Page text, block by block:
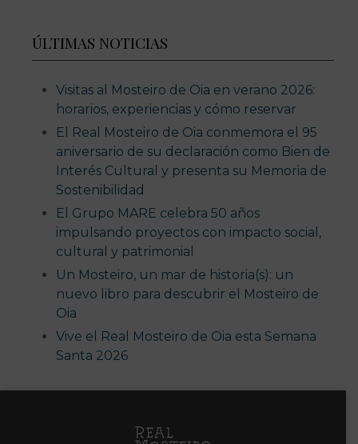
ÚLTIMAS NOTICIAS
Visitas al Mosteiro de Oia en verano 2026:
horarios, experiencias y cómo reservar
El Real Mosteiro de Oia conmemora el 95
aniversario de su declaración como Bien de
Interés Cultural y presenta su Memoria de
Sostenibilidad
El Grupo MARE celebra 50 años
impulsando proyectos con impacto social,
cultural y patrimonial
Un Mosteiro, un mar de historia(s): un
nuevo libro para descubrir el Mosteiro de
Oia
Vive el Real Mosteiro de Oia esta Semana
Santa 2026